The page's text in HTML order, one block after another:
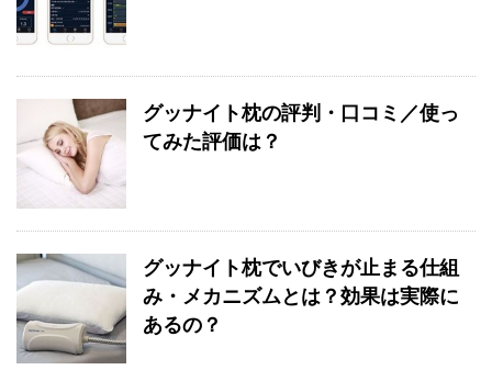
グッナイト枕の評判・口コミ／使っ
てみた評価は？
グッナイト枕でいびきが止まる仕組
み・メカニズムとは？効果は実際に
あるの？